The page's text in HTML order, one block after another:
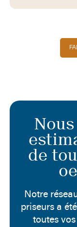
de
Notre
priseurs a
toutes